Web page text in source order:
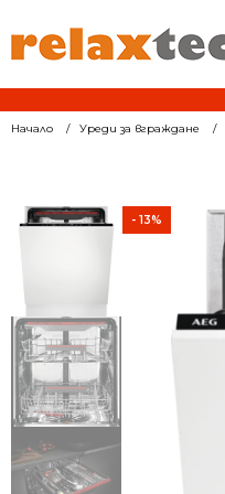
Начало Уреди за вграждане
- 13%